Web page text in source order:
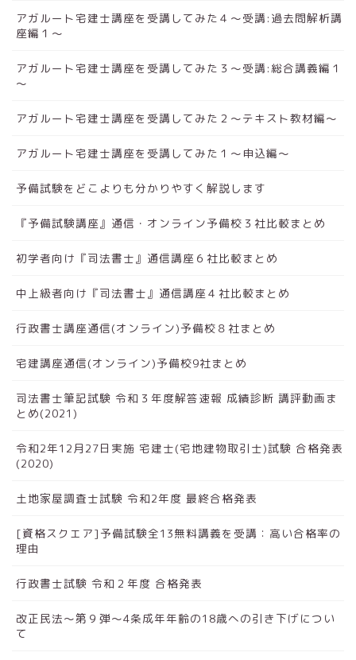
アガルート宅建士講座を受講してみた４～受講:過去問解析講
座編１～
アガルート宅建士講座を受講してみた３～受講:総合講義編１
～
アガルート宅建士講座を受講してみた２～テキスト教材編～
アガルート宅建士講座を受講してみた１～申込編～
予備試験をどこよりも分かりやすく解説します
『予備試験講座』通信・オンライン予備校３社比較まとめ
初学者向け『司法書士』通信講座６社比較まとめ
中上級者向け『司法書士』通信講座４社比較まとめ
行政書士講座通信(オンライン)予備校８社まとめ
宅建講座通信(オンライン)予備校9社まとめ
司法書士筆記試験 令和３年度解答速報 成績診断 講評動画ま
とめ(2021)
令和2年12月27日実施 宅建士(宅地建物取引士)試験 合格発表
(2020)
土地家屋調査士試験 令和2年度 最終合格発表
[資格スクエア]予備試験全13無料講義を受講：高い合格率の
理由
行政書士試験 令和２年度 合格発表
改正民法～第９弾～4条成年年齢の18歳への引き下げについ
て